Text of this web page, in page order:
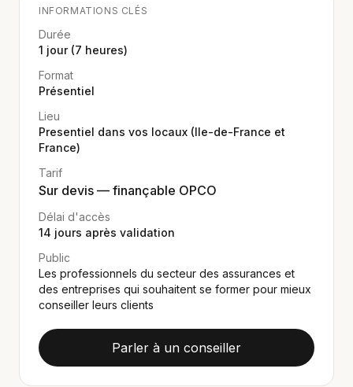
INFORMATIONS CLÉS
Durée
1 jour (7 heures)
Format
Présentiel
Lieu
Presentiel dans vos locaux (Ile-de-France et
France)
Tarif
Sur devis — finançable OPCO
Délai d'accès
14 jours après validation
Public
Les professionnels du secteur des assurances et
des entreprises qui souhaitent se former pour mieux
conseiller leurs clients
Parler à un conseiller